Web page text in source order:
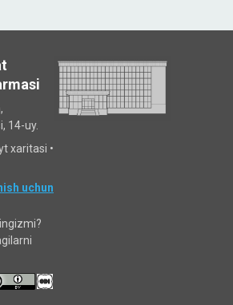
14-uy.
xaritasi •
uchun